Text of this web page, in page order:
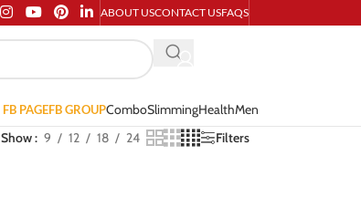
ABOUT USCONTACT USFAQS
FB PAGEFB GROUPComboSlimmingHealthMen
Show 9 12 18 24 Filters